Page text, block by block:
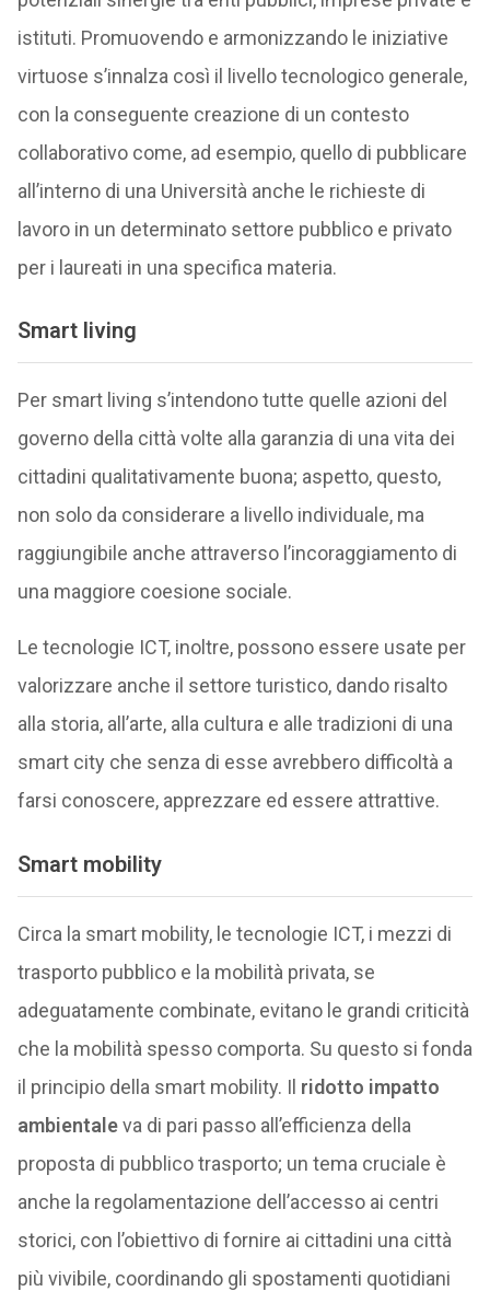
istituti. Promuovendo e armonizzando le iniziative
virtuose s’innalza così il livello tecnologico generale,
con la conseguente creazione di un contesto
collaborativo come, ad esempio, quello di pubblicare
all’interno di una Università anche le richieste di
lavoro in un determinato settore pubblico e privato
per i laureati in una specifica materia.
Smart living
Per smart living s’intendono tutte quelle azioni del
governo della città volte alla garanzia di una vita dei
cittadini qualitativamente buona; aspetto, questo,
non solo da considerare a livello individuale, ma
raggiungibile anche attraverso l’incoraggiamento di
una maggiore coesione sociale.
Le tecnologie ICT, inoltre, possono essere usate per
valorizzare anche il settore turistico, dando risalto
alla storia, all’arte, alla cultura e alle tradizioni di una
smart city che senza di esse avrebbero difficoltà a
farsi conoscere, apprezzare ed essere attrattive.
Smart mobility
Circa la smart mobility, le tecnologie ICT, i mezzi di
trasporto pubblico e la mobilità privata, se
adeguatamente combinate, evitano le grandi criticità
che la mobilità spesso comporta. Su questo si fonda
il principio della smart mobility. Il ridotto impatto
ambientaleva di pari passo all’efficienza della
proposta di pubblico trasporto; un tema cruciale è
anche la regolamentazione dell’accesso ai centri
storici, con l’obiettivo di fornire ai cittadini una città
più vivibile, coordinando gli spostamenti quotidiani